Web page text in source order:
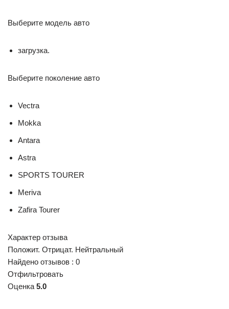
Выберите модель авто
загрузка.
Выберите поколение авто
Vectra
Mokka
Antara
Astra
SPORTS TOURER
Meriva
Zafira Tourer
Характер отзыва
Положит. Отрицат. Нейтральный
Найдено отзывов : 0
Отфильтровать
Оценка 5.0